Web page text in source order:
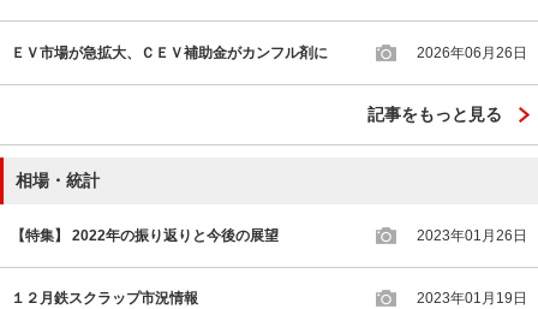
ＥＶ市場が急拡大、ＣＥＶ補助金がカンフル剤に 2026年06月26日
記事をもっと見る
相場・統計
【特集】 2022年の振り返りと今後の展望 2023年01月26日
１２月鉄スクラップ市況情報 2023年01月19日